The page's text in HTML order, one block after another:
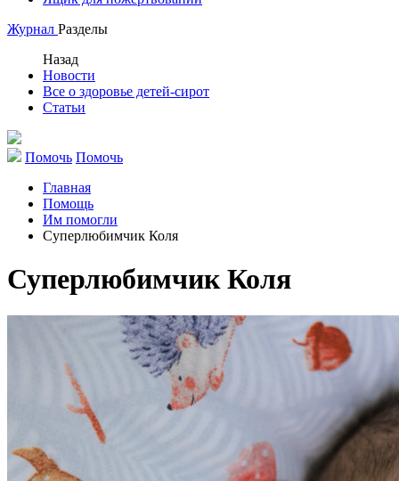
Журнал Разделы
Назад
Новости
Все о здоровье детей-сирот
Статьи
Помочь Помочь
Главная
Помощь
Им помогли
Суперлюбимчик Коля
Суперлюбимчик Коля